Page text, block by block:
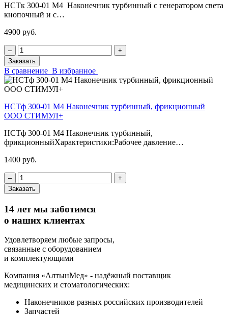
НСТк 300-01 М4 Наконечник турбинный с генератором света
кнопочный и с…
4900 руб.
‒
+
Заказать
В сравнение В избранное
НСТф 300-01 М4 Наконечник турбинный, фрикционный
ООО СТИМУЛ+
НСТф 300-01 М4 Наконечник турбинный,
фрикционныйХарактеристики:Рабочее давление…
1400 руб.
‒
+
Заказать
14 лет мы заботимся
о наших клиентах
Удовлетворяем любые запросы,
связанные с оборудованием
и комплектующими
Компания «АлтынМед» - надёжный поставщик
медицинских и стоматологических:
Наконечников разных российских производителей
Запчастей